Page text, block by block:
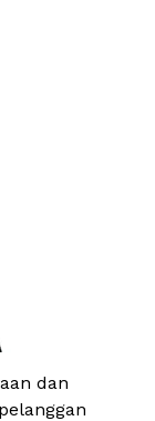
dan